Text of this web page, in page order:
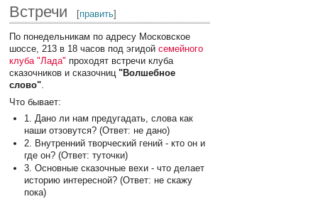
Встречи [править]
По понедельникам по адресу Московское
шоссе, 213 в 18 часов под эгидойсемейного
клуба "Лада" проходят встречи клуба
сказочников и сказочниц"Волшебное
слово".
Что бывает:
1. Дано ли нам предугадать, слова как
наши отзовутся? (Ответ: не дано)
2. Внутренний творческий гений - кто он и
где он? (Ответ: туточки)
3. Основные сказочные вехи - что делает
историю интересной? (Ответ: не скажу
пока)